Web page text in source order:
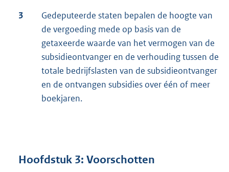
3
Gedeputeerde staten bepalen de hoogte van
de vergoeding mede op basis van de
getaxeerde waarde van het vermogen van de
subsidieontvanger en de verhouding tussen de
totale bedrijfslasten van de subsidieontvanger
en de ontvangen subsidies over één of meer
boekjaren.
Hoofdstuk 3: Voorschotten